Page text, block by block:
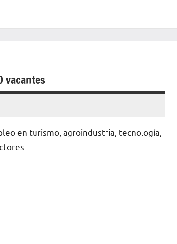
vacantes
en turismo, agroindustria, tecnología,